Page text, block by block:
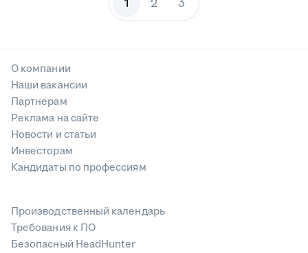
1 2 3
О компании
Наши вакансии
Партнерам
Реклама на сайте
Новости и статьи
Инвесторам
Кандидаты по профессиям
Производственный календарь
Требования к ПО
Безопасный HeadHunter